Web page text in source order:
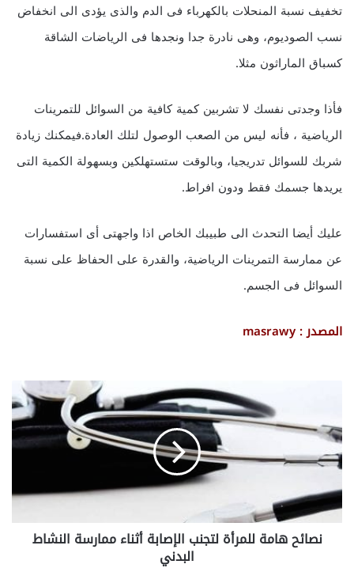
تخفيف نسبة المنحلات بالكهرباء فى الدم والذى يؤدى الى انخفاض
نسب الصوديوم، وهى نادرة جدا ونجدها فى الرياضات الشاقة
كسباق الماراثون مثلا.
فأذا وجدتى نفسك لا تشربين كمية كافية من السوائل للتمرينات
الرياضية ، فأنه ليس من الصعب الوصول لتلك العادة.فيمكنك زيادة
شربك للسوائل تدريجيا، وبالوقت ستستهلكين وبسهولة الكمية التى
يريدها جسمك فقط ودون افراط.
عليك أيضا التحدث الى طبيبك الخاص اذا واجهتى أى استفسارات
عن ممارسة التمرينات الرياضية، والقدرة على الحفاظ على نسبة
السوائل فى الجسم.
المصدر : masrawy
ا
ئ
ح
ه
ا
م
ة
نصائح هامة للمرأة لتجنب الإصابة أثناء ممارسة النشاط
البدني